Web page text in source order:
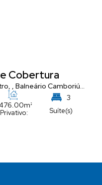
Cobertura
, Balneário Camboriú,
Privativo:
.00m²
3
Suíte(s)